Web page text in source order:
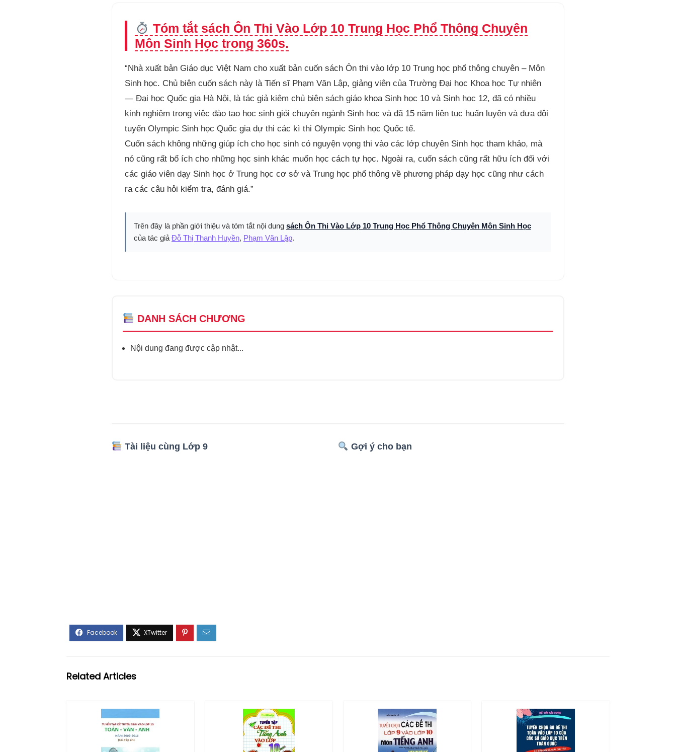
Tóm tắt sách Ôn Thi Vào Lớp 10 Trung Học Phổ Thông Chuyên
Môn Sinh Học trong 360s.
“Nhà xuất bản Giáo dục Việt Nam cho xuất bản cuốn sách Ôn thi vào lớp 10 Trung học phổ thông chuyên – Môn
Sinh học. Chủ biên cuốn sách này là Tiến sĩ Phạm Văn Lập, giảng viên của Trường Đại học Khoa học Tự nhiên
— Đại học Quốc gia Hà Nội, là tác giả kiêm chủ biên sách giáo khoa Sinh học 10 và Sinh học 12, đã có nhiều
kinh nghiệm trong việc đào tạo học sinh giỏi chuyên ngành Sinh học và đã 15 năm liên tục huấn luyện và đưa đội
tuyển Olympic Sinh học Quốc gia dự thi các kì thi Olympic Sinh học Quốc tế.
Cuốn sách không những giúp ích cho học sinh có nguyện vọng thi vào các lớp chuyên Sinh học tham khảo, mà
nó cũng rất bổ ích cho những học sinh khác muốn học cách tự học. Ngoài ra, cuốn sách cũng rất hữu ích đối với
các giáo viên dạy Sinh học ở Trung học cơ sở và Trung học phổ thông về phương pháp dạy học cũng như cách
ra các câu hỏi kiểm tra, đánh giá.”
Trên đây là phần giới thiệu và tóm tắt nội dung sách Ôn Thi Vào Lớp 10 Trung Học Phổ Thông Chuyên Môn Sinh Học
của tác giả Đỗ Thị Thanh Huyền, Phạm Văn Lập.
DANH SÁCH CHƯƠNG
Nội dung đang được cập nhật...
Tài liệu cùng Lớp 9 Gợi ý cho bạn
Related Articles